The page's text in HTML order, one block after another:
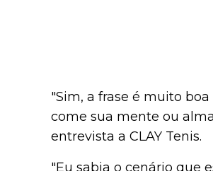
"Sim, a frase é muito
come sua mente ou
entrevista a CLAY Tenis.
"Eu sabia o cenário que